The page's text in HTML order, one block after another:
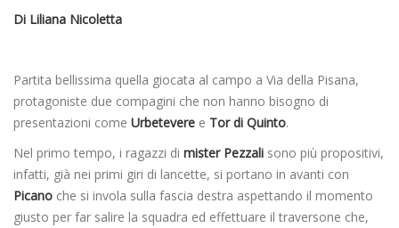
Di Liliana Nicoletta
Partita bellissima quella giocata al campo a Via della Pisana,
protagoniste due compagini che non hanno bisogno di
presentazioni come Urbetevere e Tor di Quinto.
Nel primo tempo, i ragazzi di mister Pezzali sono più propositivi,
infatti, già nei primi giri di lancette, si portano in avanti con
Picano che si invola sulla fascia destra aspettando il momento
giusto per far salire la squadra ed effettuare il traversone che,